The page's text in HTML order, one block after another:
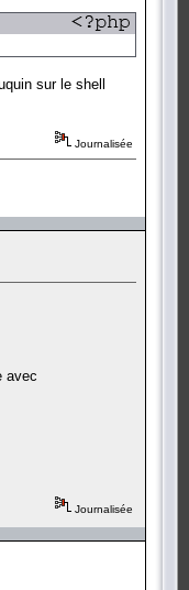
sur le shell
Journalisée
avec
Journalisée